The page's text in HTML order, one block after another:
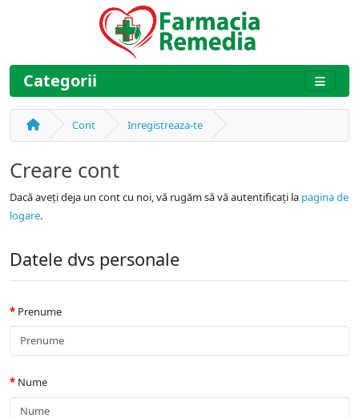
Categorii
Cont Inregistreaza-te
Creare cont
Dacă aveți deja un cont cu noi, vă rugăm să vă autentificați la pagina de
logare.
Datele dvs personale
Prenume
Nume